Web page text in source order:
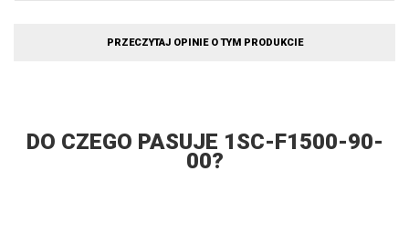
PRZECZYTAJ OPINIE O TYM PRODUKCIE
DO CZEGO PASUJE 1SC-F1500-90-
00?